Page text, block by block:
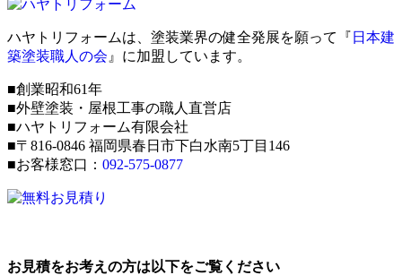
ハヤトリフォームは、塗装業界の健全発展を願って『 日本建
築塗装職人の会 』に加盟しています。
■創業昭和61年
■外壁塗装・屋根工事の職人直営店
■ハヤトリフォーム有限会社
■〒816-0846 福岡県春日市下白水南5丁目146
■お客様窓口： 092-575-0877
お見積をお考えの方は以下をご覧ください